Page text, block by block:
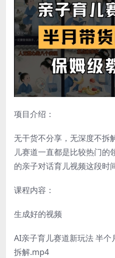
项目介绍：
无干货不分享，无深度不拆
儿赛道一直都是比较热门的
的亲子对话育儿视频这段时
课程内容：
生成好的视频
AI亲子育儿赛道新玩法 半
拆解.mp4